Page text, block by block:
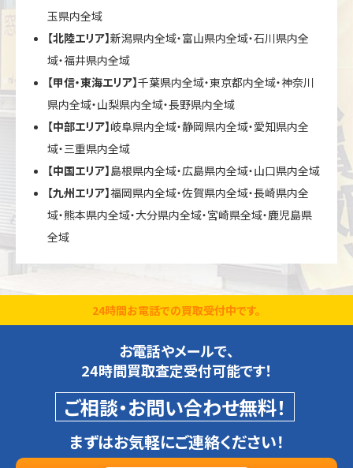
玉県内全域
【北陸エリア】新潟県内全域・富山県内全域・石川県内全
域・福井県内全域
【甲信・東海エリア】千葉県内全域・東京都内全域・神奈川
県内全域・山梨県内全域・長野県内全域
【中部エリア】岐阜県内全域・静岡県内全域・愛知県内全
域・三重県内全域
【中国エリア】島根県内全域・広島県内全域・山口県内全域
【九州エリア】福岡県内全域・佐賀県内全域・長崎県内全
域・熊本県内全域・大分県内全域・宮崎県全域・鹿児島県
全域
24時間お電話での買取受付中です。
お電話やメールで、
24時間買取査定受付可能です！
ご相談・お問い合わせ無料！
まずはお気軽にご連絡ください！